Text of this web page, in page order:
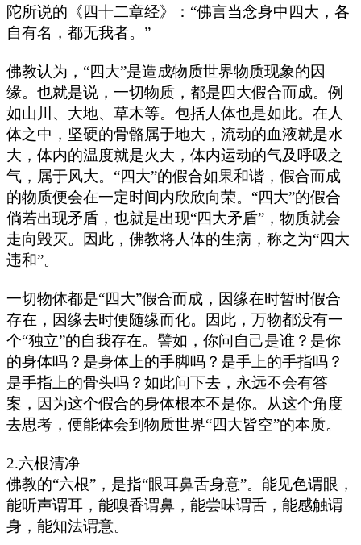
陀所说的《四十二章经》：“佛言当念身中四大，各
自有名，都无我者。”
佛教认为，“四大”是造成物质世界物质现象的因
缘。也就是说，一切物质，都是四大假合而成。例
如山川、大地、草木等。包括人体也是如此。在人
体之中，坚硬的骨骼属于地大，流动的血液就是水
大，体内的温度就是火大，体内运动的气及呼吸之
气，属于风大。“四大”的假合如果和谐，假合而成
的物质便会在一定时间内欣欣向荣。“四大”的假合
倘若出现矛盾，也就是出现“四大矛盾”，物质就会
走向毁灭。因此，佛教将人体的生病，称之为“四大
违和”。
一切物体都是“四大”假合而成，因缘在时暂时假合
存在，因缘去时便随缘而化。因此，万物都没有一
个“独立”的自我存在。譬如，你问自己是谁？是你
的身体吗？是身体上的手脚吗？是手上的手指吗？
是手指上的骨头吗？如此问下去，永远不会有答
案，因为这个假合的身体根本不是你。从这个角度
去思考，便能体会到物质世界“四大皆空”的本质。
2.六根清净
佛教的“六根”，是指“眼耳鼻舌身意”。能见色谓眼，
能听声谓耳，能嗅香谓鼻，能尝味谓舌，能感触谓
身，能知法谓意。